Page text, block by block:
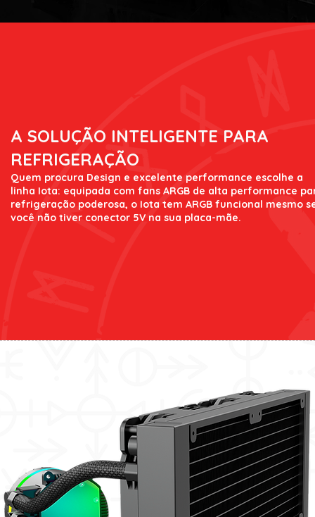
A SOLUÇÃO INTELIGENTE PARA
REFRIGERAÇÃO
Quem procura Design e excelente performance escolhe a
linha Iota: equipada com fans ARGB de alta performance
refrigeração poderosa, o Iota tem ARGB funcional mesmo
você não tiver conector 5V na sua placa-mãe.